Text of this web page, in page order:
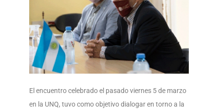
El encuentro celebrado el pasado viernes 5 de marzo
en la UNQ, tuvo como objetivo dialogar en torno a la